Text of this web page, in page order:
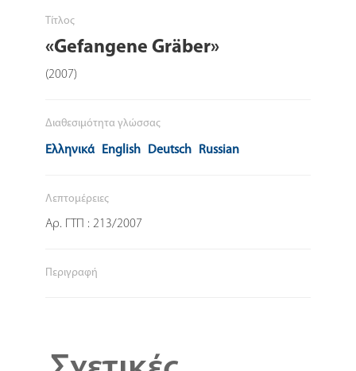
Τίτλος
«Gefangene Gräber»
(2007)
Διαθεσιμότητα γλώσσας
Ελληνικά English Deutsch Russian
Λεπτομέρειες
Αρ. ΓΤΠ : 213/2007
Περιγραφή